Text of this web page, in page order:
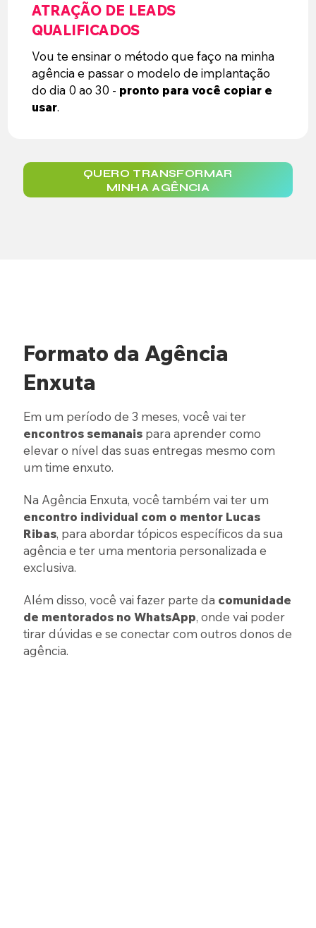
ATRAÇÃO DE LEADS
QUALIFICADOS
Vou te ensinar o método que faço na minha
agência e passar o modelo de implantação
do dia 0 ao 30 - pronto para você copiar e
usar.
QUERO TRANSFORMAR
MINHA AGÊNCIA
Formato da Agência
Enxuta
Em um período de 3 meses, você vai ter
encontros semanais para aprender como
elevar o nível das suas entregas mesmo com
um time enxuto.
Na Agência Enxuta, você também vai ter um
encontro individual com o mentor Lucas
Ribas, para abordar tópicos específicos da sua
agência e ter uma mentoria personalizada e
exclusiva.
Além disso, você vai fazer parte da comunidade
de mentorados no WhatsApp, onde vai poder
tirar dúvidas e se conectar com outros donos de
agência.